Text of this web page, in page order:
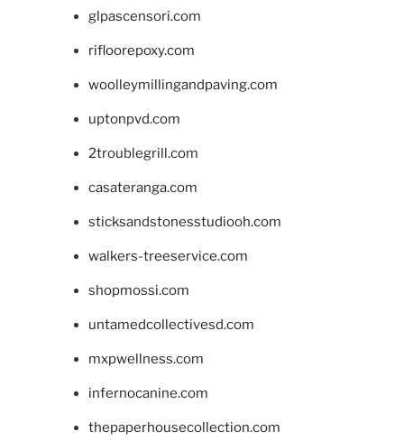
glpascensori.com
rifloorepoxy.com
woolleymillingandpaving.com
uptonpvd.com
2troublegrill.com
casateranga.com
sticksandstonesstudiooh.com
walkers-treeservice.com
shopmossi.com
untamedcollectivesd.com
mxpwellness.com
infernocanine.com
thepaperhousecollection.com